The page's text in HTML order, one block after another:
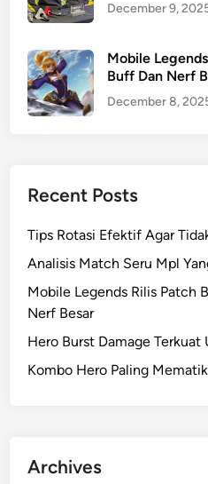
December 9,
Mobile
Buff Dan Nerf
December 8,
Recent Posts
Tips Rotasi Efektif Agar
Analisis Match Seru Mpl
Mobile Legends Rilis Patch
Nerf Besar
Hero Burst Damage
Kombo Hero Paling
Archives